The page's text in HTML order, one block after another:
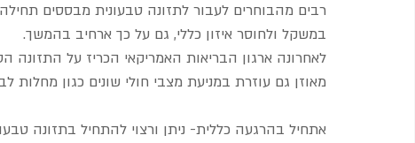
רבים מהבוחרים לעבור לתזונה טבעונית מבססים
במשקל ולחוסר איזון כללי, גם על כך ארחיב בהמשך.
לאחרונה ארגון הבריאות האמריקאי הכריז על התזונה
מאוזן גם עוזרת במניעת מצבי חולי שונים כגון מחלות